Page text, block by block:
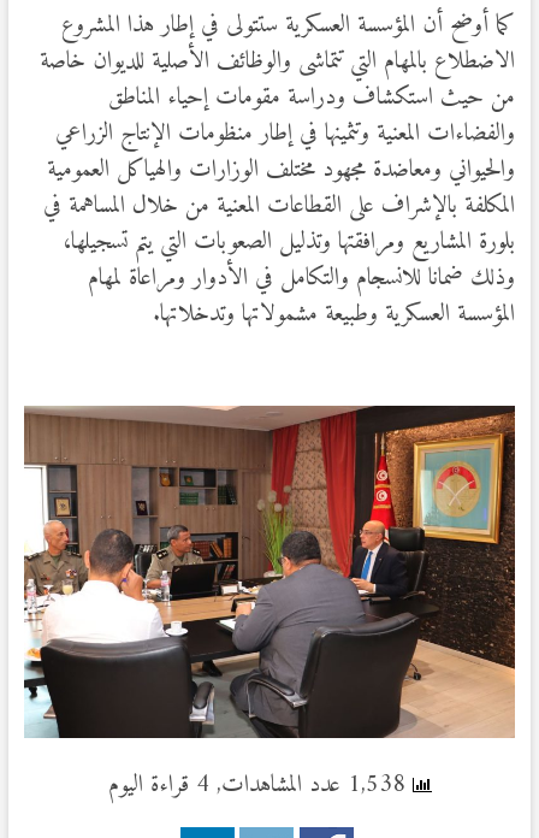
كما أوضح أن المؤسسة العسكرية ستتولى في إطار هذا المشروع
الاضطلاع بالمهام التي تتماشى والوظائف الأصلية للديوان خاصة
من حيث استكشاف ودراسة مقومات إحياء المناطق
والفضاءات المعنية وتثمينها في إطار منظومات الإنتاج الزراعي
والحيواني ومعاضدة مجهود مختلف الوزارات والهياكل العمومية
المكلفة بالإشراف على القطاعات المعنية من خلال المساهمة في
بلورة المشاريع ومرافقتها وتذليل الصعوبات التي يتم تسجيلها،
وذلك ضمانا للانسجام والتكامل في الأدوار ومراعاة لمهام
المؤسسة العسكرية وطبيعة مشمولاتها وتدخلاتها.